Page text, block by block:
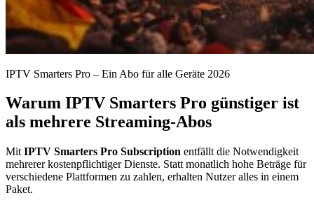
IPTV Smarters Pro – Ein Abo für alle Geräte 2026
Warum IPTV Smarters Pro günstiger ist
als mehrere Streaming-Abos
Mit IPTV Smarters Pro Subscription entfällt die Notwendigkeit
mehrerer kostenpflichtiger Dienste. Statt monatlich hohe Beträge für
verschiedene Plattformen zu zahlen, erhalten Nutzer alles in einem
Paket.